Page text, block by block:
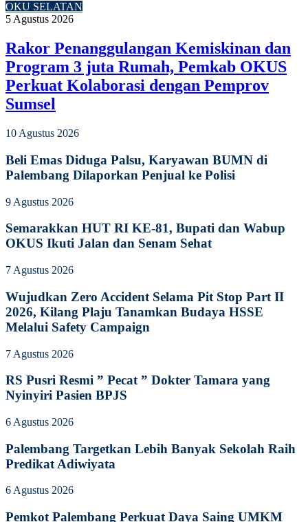
OKU SELATAN
5 Agustus 2026
Rakor Penanggulangan Kemiskinan dan
Program 3 juta Rumah, Pemkab OKUS
Perkuat Kolaborasi dengan Pemprov
Sumsel
10 Agustus 2026
Beli Emas Diduga Palsu, Karyawan BUMN di
Palembang Dilaporkan Penjual ke Polisi
9 Agustus 2026
Semarakkan HUT RI KE-81, Bupati dan Wabup
OKUS Ikuti Jalan dan Senam Sehat
7 Agustus 2026
Wujudkan Zero Accident Selama Pit Stop Part II
2026, Kilang Plaju Tanamkan Budaya HSSE
Melalui Safety Campaign
7 Agustus 2026
RS Pusri Resmi ” Pecat ” Dokter Tamara yang
Nyinyiri Pasien BPJS
6 Agustus 2026
Palembang Targetkan Lebih Banyak Sekolah Raih
Predikat Adiwiyata
6 Agustus 2026
Pemkot Palembang Perkuat Daya Saing UMKM